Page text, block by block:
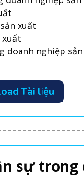
xuất
doanh nghiệp
Tài liệu
sự